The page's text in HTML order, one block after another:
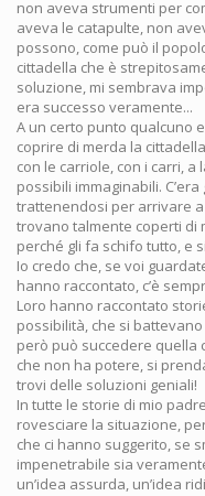
non aveva strumenti per
aveva le catapulte, non
possono, come può il
cittadella che è
soluzione, mi sembrava
era successo veramente...
A un certo punto qualcuno
coprire di merda la
con le carriole, con i carri,
possibili immaginabili.
trattenendosi per arrivare
trovano talmente coperti di
perché gli fa schifo tutto, e
Io credo che, se voi
hanno raccontato, c’è
Loro hanno raccontato
possibilità, che si
però può succedere quella
che non ha potere, si
trovi delle soluzioni geniali!
In tutte le storie di mio
rovesciare la situazione,
che ci hanno suggerito, se
impenetrabile sia
un’idea assurda, un’idea